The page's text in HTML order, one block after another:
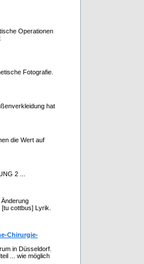
Operationen
Fotografie.
hat
die Wert auf
2 ...
cottbus] Lyrik.
Chirurgie-
in Düsseldorf.
... wie möglich